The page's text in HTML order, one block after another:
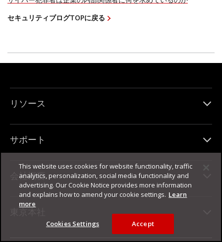
セキュリティブログTOPに戻る
リソース
サポート
会社概要
This website uses cookies for website functionality, traffic
analytics, personalization, social media functionality and
advertising. Our Cookie Notice provides more information
and explains how to amend your cookie settings. Learn
more
Cookies Settings Accept